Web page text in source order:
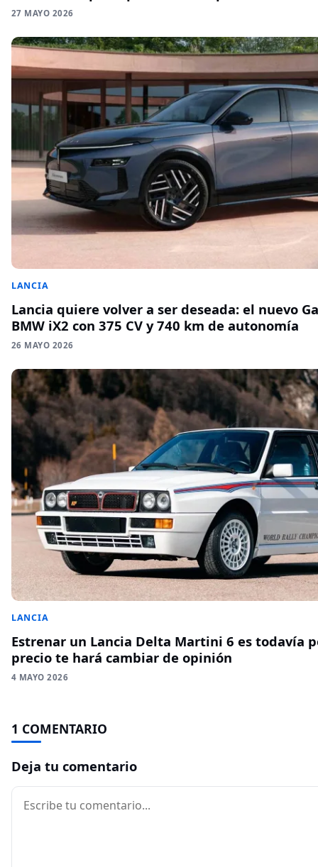
27 MAYO 2026
LANCIA
Lancia quiere volver a ser deseada: el nuevo
BMW iX2 con 375 CV y 740 km de autonomía
26 MAYO 2026
LANCIA
Estrenar un Lancia Delta Martini 6 es todavía
precio te hará cambiar de opinión
4 MAYO 2026
1 COMENTARIO
Deja tu comentario
Comentario